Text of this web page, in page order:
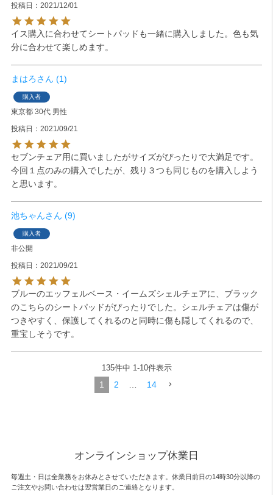
投稿日
2021/12/01
イス購入に合わせてシートパッドも一緒に購入しました。色も気
分に合わせて楽しめます。
まはろ 1
購入者
東京都 30代 男性
投稿日
2021/09/21
セブンチェア用に買いましたがサイズがぴったりで大満足です。
今回１点のみの購入でしたが、残り３つも同じものを購入しよう
と思います。
池ちゃん 9
購入者
非公開
投稿日
2021/09/21
ブルーのエッフェルベース・イームズシェルチェアに、ブラック
のこちらのシートパッドがぴったりでした。シェルチェアは傷が
つきやすく、保護してくれるのと同時に傷も隠してくれるので、
重宝しそうです。
135件中 1 -10件表示
1 2 14
オンラインショップ休業日
毎週土・日は全業務をお休みとさせていただきます。休業日前日の14時30分以降の
ご注文やお問い合わせは翌営業日のご連絡となります。